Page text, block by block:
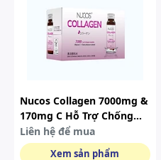
Nucos Collagen 7000mg &
170mg C Hỗ Trợ Chống
Lão Hóa, Đẹp Da (hộp 10
Chai X 30ml)
Liên hệ để mua
Xem sản phẩm